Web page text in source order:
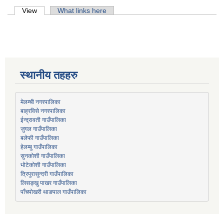
Primary tabs
View (active tab)What links here
स्थानीय तहहरु
मेलम्ची नगरपालिका
बाह्रविसे नगरपालिका
ईन्द्रावती गाउँपालिका
जुगल गाउँपालिका
बलेफी गाउँपालिका
हेलम्बु गाउँपालिका
सुनकोशी गाउँपालिका
भोटेकोशी गाउँपालिका
त्रिपुरासुन्दरी गाउँपालिका
लिसङ्खु पाखर गाउँपालिका
पाँचपोखरी थाङपाल गाउँपालिका